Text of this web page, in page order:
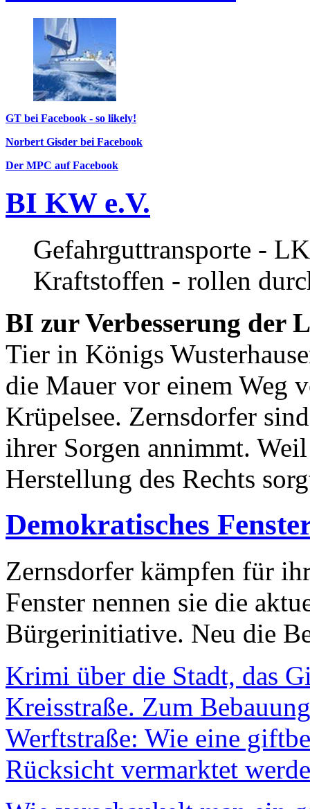
GT bei Facebook - so likely!
Norbert Gisder bei Facebook
Der MPC auf Facebook
BI KW e.V.
Gefahrguttransporte -
Kraftstoffen - rollen
BI zur Verbesserung der
Tier in Königs
die Mauer vor einem Weg
Krüpelsee. Zernsdorfer
ihrer Sorgen annimmt.
Herstellung des Rechts
Demokratisches
Zernsdorfer kämpfen für
Fenster nennen sie die
Bürgerinitiative. Neu die
Krimi über die Stadt, das
Kreisstraße. Zum
Werftstraße: Wie eine
Rücksicht vermarktet